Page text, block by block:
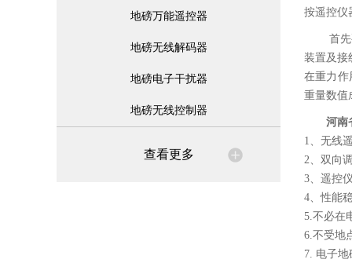
地磅万能遥控器
地磅无线解码器
地磅电子干扰器
地磅无线控制器
查看更多
按遥控仪
首
装置及接
在重力作
重量数值
河南
1、无线
2、双向
3、遥控
4、性能
5.不必在
6.不受地
7. 电子